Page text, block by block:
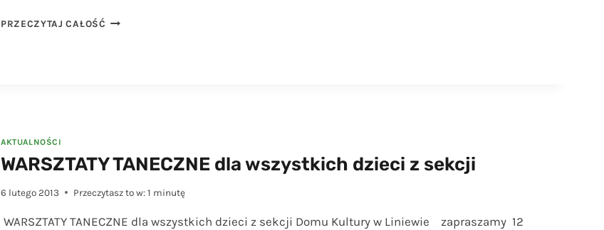
PRZECZYTAJ CAŁOŚĆ TURNIEJ
AKTUALNOŚCI
WARSZTATY TANECZNE dla wszystkich dzieci z sekcji
6 lutego 2013 Przeczytasz to w: 1 minutę
WARSZTATY TANECZNE dla wszystkich dzieci z sekcji Domu Kultury w Liniewie zapraszamy 12